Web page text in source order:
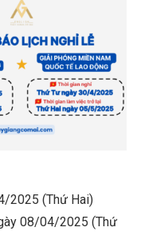
2025 (Thứ Hai)
08/04/2025 (Thứ